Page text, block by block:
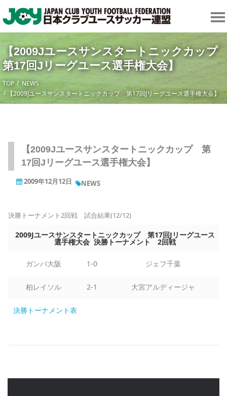
【2009Jユースサンスタートニックカッ
第17回Jリーグユース選手権大会】
TOP
NEWS
【2009Jユースサンスタートニックカップ 第17回Jリーグユース選手権大会】
【2009Jユースサンスタートニックカップ 第
17回Jリーグユース選手権大会】
2009年12月12日 NEWS
決勝トーナメント2回戦 試合結果(12/12)
2009Jユースサンスタートニックカップ 第17回Jリーグユース
選手権大会 決勝トーナメント 2回戦
ガンバ大阪 1-0 ジェフ千葉
柏レイソル 2-1 大宮アルディージャ
決勝トーナメント表